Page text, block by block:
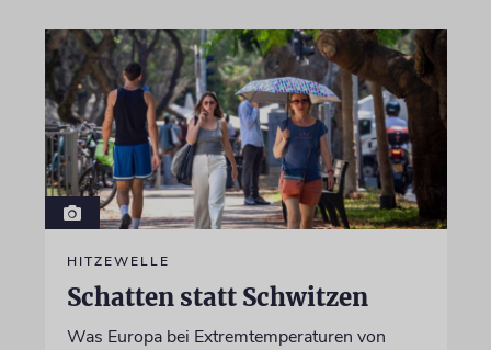
HITZEWELLE
Schatten statt Schwitzen
Was Europa bei Extremtemperaturen von